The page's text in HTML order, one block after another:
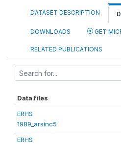
DATASET DESCRIPTION
DOWNLOADS GET
RELATED PUBLICATIONS
Data files
ERHS
1989_arsinc5
ERHS